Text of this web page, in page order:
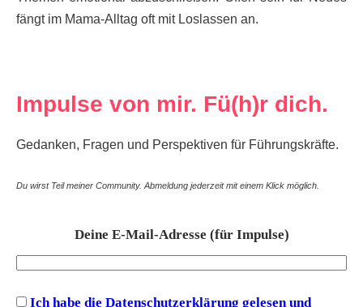
fängt im Mama-Alltag oft mit Loslassen an.
Impulse von mir. Fü(h)r dich.
Gedanken, Fragen und Perspektiven für Führungskräfte.
Du wirst Teil meiner Community. Abmeldung jederzeit mit einem Klick möglich.
Deine E-Mail-Adresse (für Impulse)
Ich habe die Datenschutzerklärung gelesen und